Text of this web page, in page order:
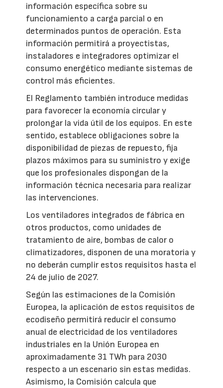
información específica sobre su
funcionamiento a carga parcial o en
determinados puntos de operación. Esta
información permitirá a proyectistas,
instaladores e integradores optimizar el
consumo energético mediante sistemas de
control más eficientes.
El Reglamento también introduce medidas
para favorecer la economía circular y
prolongar la vida útil de los equipos. En este
sentido, establece obligaciones sobre la
disponibilidad de piezas de repuesto, fija
plazos máximos para su suministro y exige
que los profesionales dispongan de la
información técnica necesaria para realizar
las intervenciones.
Los ventiladores integrados de fábrica en
otros productos, como unidades de
tratamiento de aire, bombas de calor o
climatizadores, disponen de una moratoria y
no deberán cumplir estos requisitos hasta el
24 de julio de 2027.
Según las estimaciones de la Comisión
Europea, la aplicación de estos requisitos de
ecodiseño permitirá reducir el consumo
anual de electricidad de los ventiladores
industriales en la Unión Europea en
aproximadamente 31 TWh para 2030
respecto a un escenario sin estas medidas.
Asimismo, la Comisión calcula que